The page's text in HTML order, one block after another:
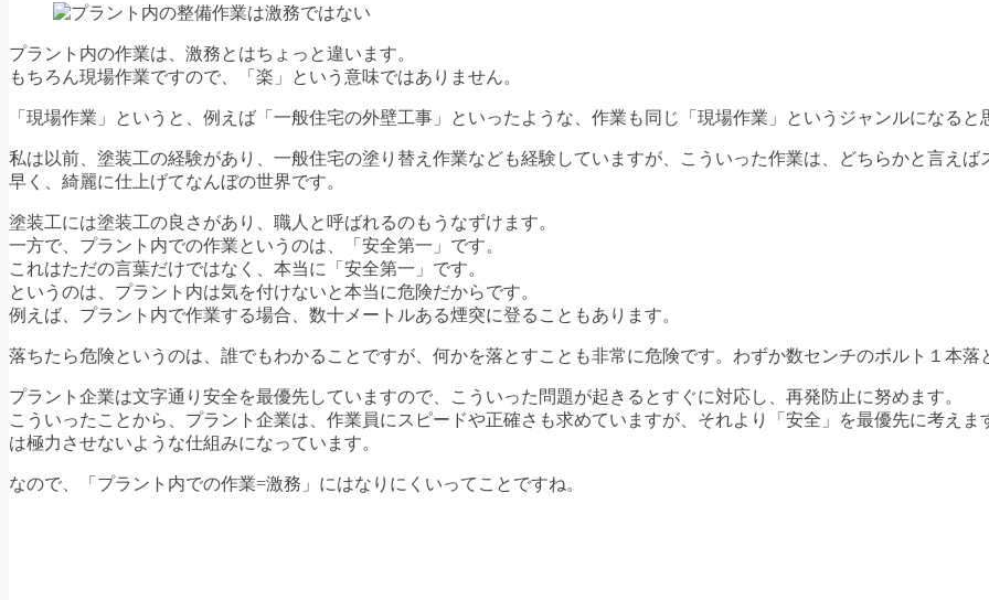
プラント内の作業は、激務とはちょっと違います。
もちろん現場作業ですので、「楽」という意味ではありません。
「現場作業」というと、例えば「一般住宅の外壁工事」といったような、作業も同じ「現場作業」というジャンルになると
私は以前、塗装工の経験があり、一般住宅の塗り替え作業なども経験していますが、こういった作業は、どちらかと言えば
早く、綺麗に仕上げてなんぼの世界です。
塗装工には塗装工の良さがあり、職人と呼ばれるのもうなずけます。
一方で、プラント内での作業というのは、「安全第一」です。
これはただの言葉だけではなく、本当に「安全第一」です。
というのは、プラント内は気を付けないと本当に危険だからです。
例えば、プラント内で作業する場合、数十メートルある煙突に登ることもあります。
落ちたら危険というのは、誰でもわかることですが、何かを落とすことも非常に危険です。わずか数センチのボルト１本落
プラント企業は文字通り安全を最優先していますので、こういった問題が起きるとすぐに対応し、再発防止に努めます。
こういったことから、プラント企業は、作業員にスピードや正確さも求めていますが、それより「安全」を最優先に考え
は極力させないような仕組みになっています。
なので、「プラント内での作業=激務」にはなりにくいってことですね。